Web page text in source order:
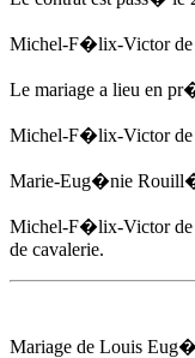
Michel-F�lix-Victor de
Le mariage a lieu en
Michel-F�lix-Victor de
Marie-Eug�nie Rouill�
Michel-F�lix-Victor de
de cavalerie.
Mariage de Louis